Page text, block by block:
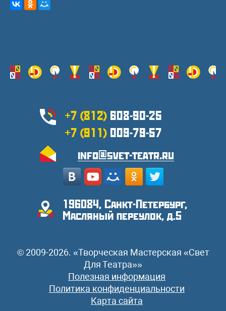
+7 (812) 608-90-25
+7 (911) 009-79-57
info@svet-teatr.ru
196084, Санкт-Петербург,
Масляный переулок, д.5
© 2009-2026. «Творческая Мастерская «Свет
Для Театра»»
Полезная информация
Политика конфиденциальности
Карта сайта